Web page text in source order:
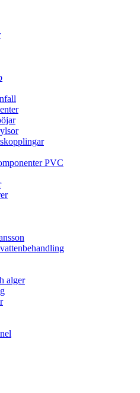
PVC
alger